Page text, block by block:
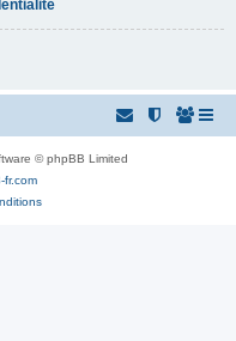
© phpBB Limited
fr.com